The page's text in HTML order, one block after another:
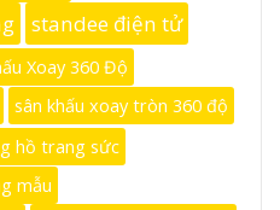
standee điện tử
Xoay 360 Độ
sân khấu xoay tròn 360 độ
hồ trang sức
mẫu